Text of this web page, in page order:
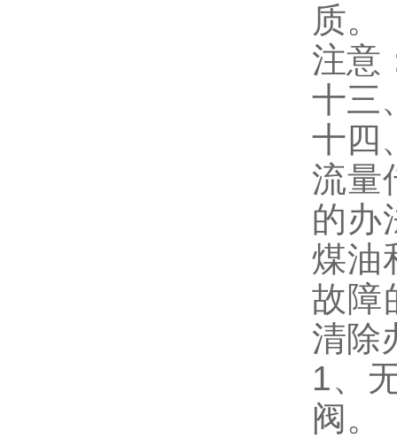
质。
注意
十三
十四
流量
的办
煤油
故障
清除
1、
阀。